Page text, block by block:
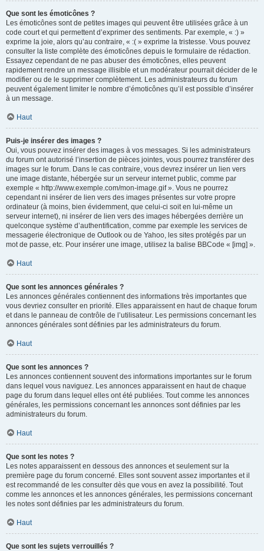
Que sont les émoticônes ?
Les émoticônes sont de petites images qui peuvent être utilisées grâce à un
code court et qui permettent d’exprimer des sentiments. Par exemple, « :) »
exprime la joie, alors qu’au contraire, « :( » exprime la tristesse. Vous pouvez
consulter la liste complète des émoticônes depuis le formulaire de rédaction.
Essayez cependant de ne pas abuser des émoticônes, elles peuvent
rapidement rendre un message illisible et un modérateur pourrait décider de le
modifier ou de le supprimer complètement. Les administrateurs du forum
peuvent également limiter le nombre d’émoticônes qu’il est possible d’insérer
à un message.
Haut
Puis-je insérer des images ?
Oui, vous pouvez insérer des images à vos messages. Si les administrateurs
du forum ont autorisé l’insertion de pièces jointes, vous pourrez transférer des
images sur le forum. Dans le cas contraire, vous devrez insérer un lien vers
une image distante, hébergée sur un serveur internet public, comme par
exemple « http://www.exemple.com/mon-image.gif ». Vous ne pourrez
cependant ni insérer de lien vers des images présentes sur votre propre
ordinateur (à moins, bien évidemment, que celui-ci soit en lui-même un
serveur internet), ni insérer de lien vers des images hébergées derrière un
quelconque système d’authentification, comme par exemple les services de
messagerie électronique de Outlook ou de Yahoo, les sites protégés par un
mot de passe, etc. Pour insérer une image, utilisez la balise BBCode « [img] ».
Haut
Que sont les annonces générales ?
Les annonces générales contiennent des informations très importantes que
vous devriez consulter en priorité. Elles apparaissent en haut de chaque forum
et dans le panneau de contrôle de l’utilisateur. Les permissions concernant les
annonces générales sont définies par les administrateurs du forum.
Haut
Que sont les annonces ?
Les annonces contiennent souvent des informations importantes sur le forum
dans lequel vous naviguez. Les annonces apparaissent en haut de chaque
page du forum dans lequel elles ont été publiées. Tout comme les annonces
générales, les permissions concernant les annonces sont définies par les
administrateurs du forum.
Haut
Que sont les notes ?
Les notes apparaissent en dessous des annonces et seulement sur la
première page du forum concerné. Elles sont souvent assez importantes et il
est recommandé de les consulter dès que vous en avez la possibilité. Tout
comme les annonces et les annonces générales, les permissions concernant
les notes sont définies par les administrateurs du forum.
Haut
Que sont les sujets verrouillés ?